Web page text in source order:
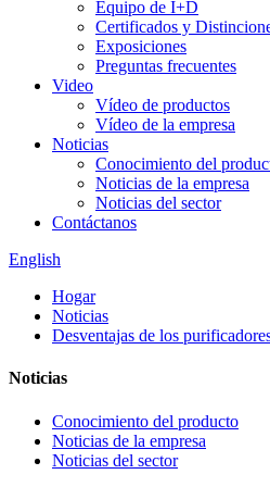
Equipo de I+D
Certificados y
Exposiciones
Preguntas frecuentes
Video
Vídeo de productos
Vídeo de la empresa
Noticias
Conocimiento del
Noticias de la empresa
Noticias del sector
Contáctanos
English
Hogar
Noticias
Desventajas de los
Noticias
Conocimiento del producto
Noticias de la empresa
Noticias del sector